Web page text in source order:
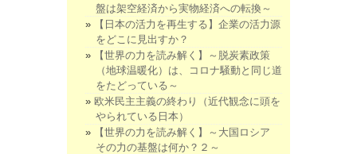
盤は架空経済から実物経済への転換～
【日本の活力を再生する】企業の活力源
をどこに見出すか？
【世界の力を読み解く】～脱炭素政策
（地球温暖化）は、コロナ騒動と同じ道
をたどっている～
欧米民主主義の終わり（近代観念に頭を
やられている日本）
【世界の力を読み解く】～大国ロシア
その力の基盤は何か？２～